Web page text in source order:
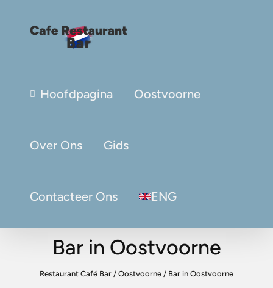
Hoofdpagina Oostvoorne
Over Ons Gids
Contacteer Ons ENG
Bar in Oostvoorne
Restaurant Café Bar / Oostvoorne / Bar in Oostvoorne